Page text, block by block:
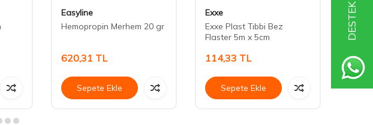
DESTEK
Easyline
Hemopropin Merhem 20 gr
620,31 TL
Sepete Ekle
Exxe
Exxe Plast Tıbbi Bez
Flaster 5m x 5cm
114,33 TL
Sepete Ekle
7,5 x